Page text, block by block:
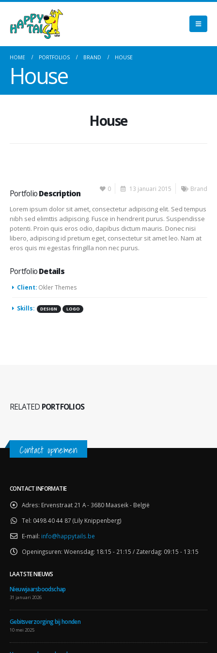
HOME PORTFOLIOS BRAND HOUSE
House
House
PortfolioDescription 0 13 januari 2015 Brand
Lorem ipsum dolor sit amet, consectetur adipiscing elit. Sed tempus
nibh sed elimttis adipiscing. Fusce in hendrerit purus. Suspendisse
potenti. Proin quis eros odio, dapibus dictum mauris. Donec nisi
libero, adipiscing id pretium eget, consectetur sit amet leo. Nam at
eros quis mi egestas fringilla non nec purus.
PortfolioDetails
Client: Okler Themes
Skills: DESIGN LOGO
RELATED PORTFOLIOS
Contact opnemen
CONTACT INFORMATIE
Adres: Ervenstraat 21 A - 3680 Maaseik - België
Tel: 0498 40 44 87 (Lily Knippenberg)
E-mail: info@happytails.be
Openingsuren: Woensdag: 18:15 - 21:15 / Zaterdag: 09:15 - 13:15
LAATSTE NIEUWS
Nieuwjaarsboodschap
31 januari 2026
Gebitsverzorging bij honden
10 mei 2025